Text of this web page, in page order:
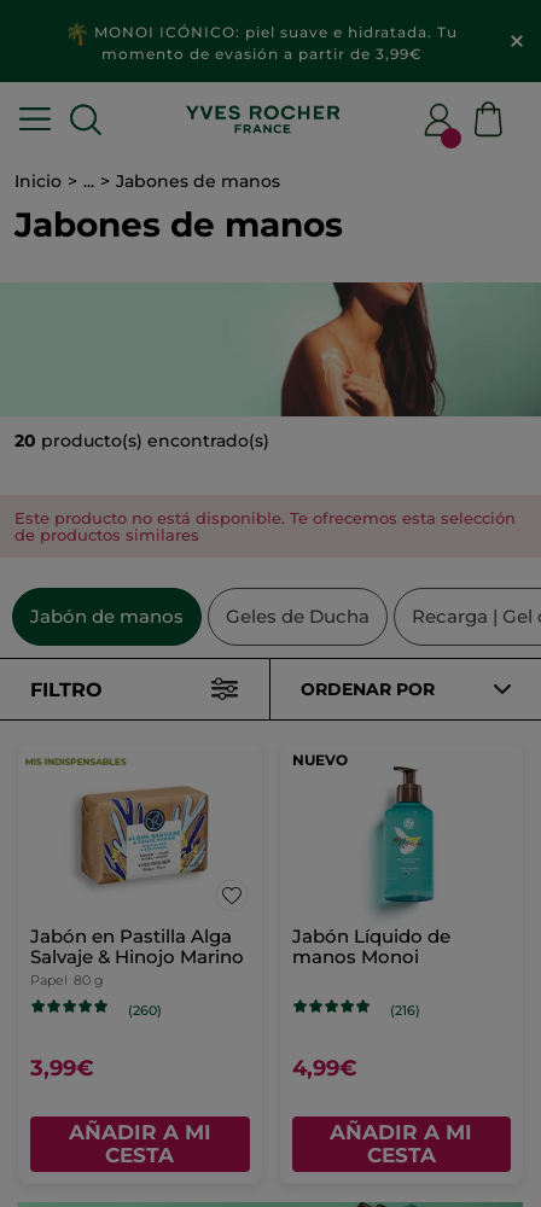
MONOI ICÓNICO: piel suave e hidratada. Tu
momento de evasión a partir de 3,99€
Inicio ... Jabones de manos
Jabones de manos
20 producto(s) encontrado(s)
Este producto no está disponible. Te ofrecemos esta selección
de productos similares
Jabón de manos Geles de Ducha Recarga |
FILTRO ORDENAR POR
Jabón en Pastilla Alga
Salvaje & Hinojo Marino
Papel 80 g
(260)
3,99€
AÑADIR A MI
CESTA
NUEVO
Jabón Líquido de
manos Monoi
(216)
4,99€
AÑADIR A MI
CESTA